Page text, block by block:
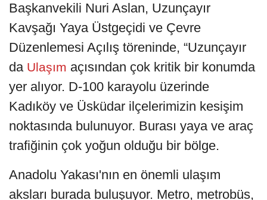
Başkanvekili Nuri Aslan, Uzunçayır
Kavşağı Yaya Üstgeçidi ve Çevre
Düzenlemesi Açılış töreninde, “Uzunçayır
da Ulaşım açısından çok kritik bir konumda
yer alıyor. D-100 karayolu üzerinde
Kadıköy ve Üsküdar ilçelerimizin kesişim
noktasında bulunuyor. Burası yaya ve araç
trafiğinin çok yoğun olduğu bir bölge.
Anadolu Yakası'nın en önemli ulaşım
aksları burada buluşuyor. Metro, metrobüs,